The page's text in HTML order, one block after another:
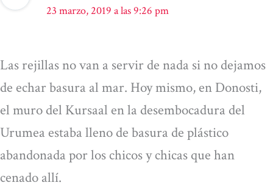
23 marzo, 2019 a las 9:26 pm
Las rejillas no van a servir de nada si no dejamos
de echar basura al mar. Hoy mismo, en Donosti,
el muro del Kursaal en la desembocadura del
Urumea estaba lleno de basura de plástico
abandonada por los chicos y chicas que han
cenado allí.